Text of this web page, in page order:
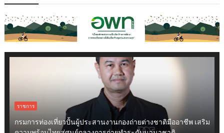
ราชการ
กรมการท่องเที่ยวปั้นผู้ประสานงานกองถ่ายต่างชาติมืออาชีพ เสริม